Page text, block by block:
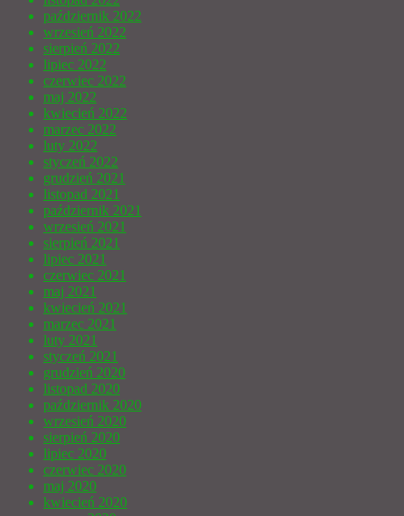
październik 2022
wrzesień 2022
sierpień 2022
lipiec 2022
czerwiec 2022
maj 2022
kwiecień 2022
marzec 2022
luty 2022
styczeń 2022
grudzień 2021
listopad 2021
październik 2021
wrzesień 2021
sierpień 2021
lipiec 2021
czerwiec 2021
maj 2021
kwiecień 2021
marzec 2021
luty 2021
styczeń 2021
grudzień 2020
listopad 2020
październik 2020
wrzesień 2020
sierpień 2020
lipiec 2020
czerwiec 2020
maj 2020
kwiecień 2020